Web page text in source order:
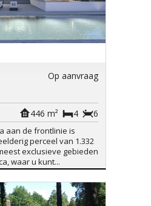
Op aanvraag
6
4
446 m²
aan de frontlinie is
perceel van 1.332
exclusieve gebieden
waar u kunt...